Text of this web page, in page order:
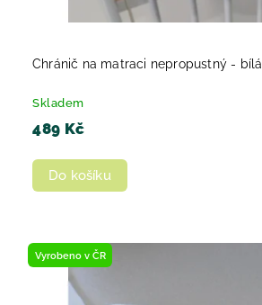
Chránič na matraci nepropustný - bílá
Skladem
489 Kč
Do košíku
Vyrobeno v ČR